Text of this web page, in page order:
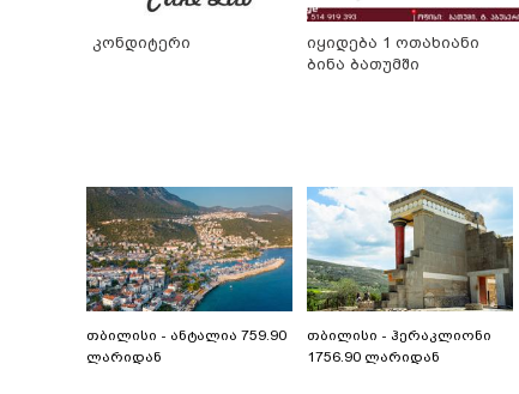
კონდიტერი
იყიდება 1 ოთახიანი
ბინა ბათუმში
თბილისი - ანტალია 759.90
ლარიდან
თბილისი - ჰერაკლიონი
1756.90 ლარიდან